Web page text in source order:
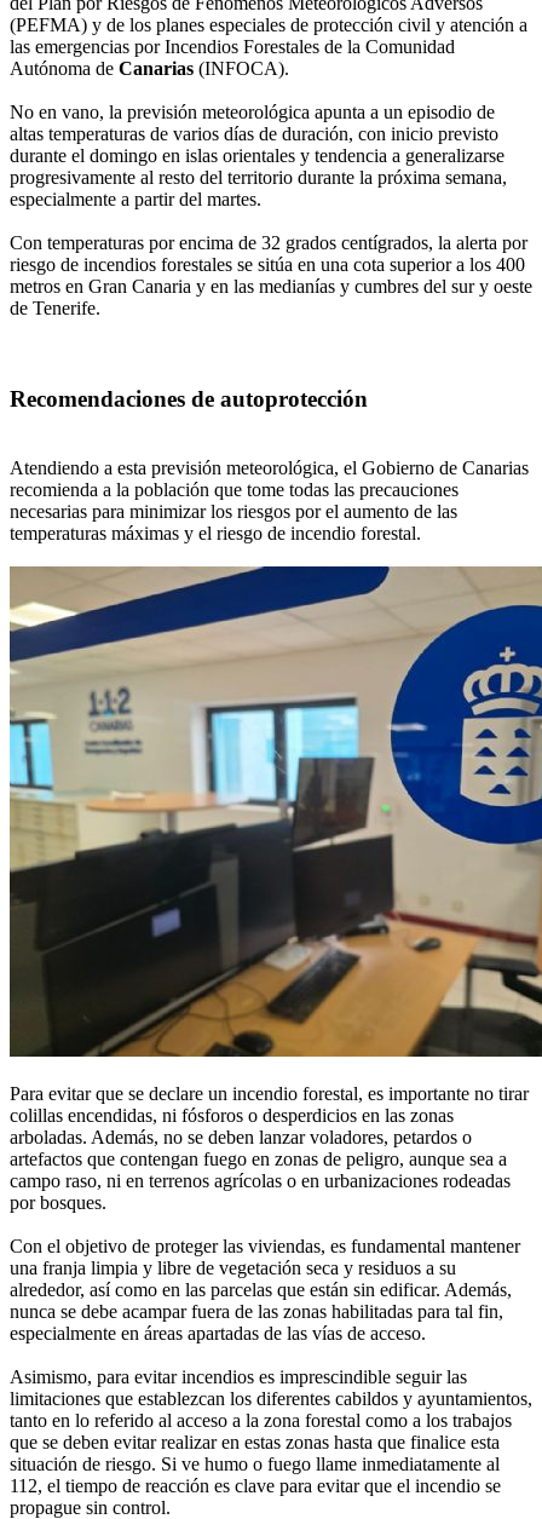
(PEFMA) y de los planes especiales de protección civil y atención a
las emergencias por Incendios Forestales de la Comunidad
Autónoma de Canarias (INFOCA).
No en vano, la previsión meteorológica apunta a un episodio de
altas temperaturas de varios días de duración, con inicio previsto
durante el domingo en islas orientales y tendencia a generalizarse
progresivamente al resto del territorio durante la próxima semana,
especialmente a partir del martes.
Con temperaturas por encima de 32 grados centígrados, la alerta por
riesgo de incendios forestales se sitúa en una cota superior a los 400
metros en Gran Canaria y en las medianías y cumbres del sur y oeste
de Tenerife.
Recomendaciones de autoprotección
Atendiendo a esta previsión meteorológica, el Gobierno de Canarias
recomienda a la población que tome todas las precauciones
necesarias para minimizar los riesgos por el aumento de las
temperaturas máximas y el riesgo de incendio forestal.
Para evitar que se declare un incendio forestal, es importante no tirar
colillas encendidas, ni fósforos o desperdicios en las zonas
arboladas. Además, no se deben lanzar voladores, petardos o
artefactos que contengan fuego en zonas de peligro, aunque sea a
campo raso, ni en terrenos agrícolas o en urbanizaciones rodeadas
por bosques.
Con el objetivo de proteger las viviendas, es fundamental mantener
una franja limpia y libre de vegetación seca y residuos a su
alrededor, así como en las parcelas que están sin edificar. Además,
nunca se debe acampar fuera de las zonas habilitadas para tal fin,
especialmente en áreas apartadas de las vías de acceso.
Asimismo, para evitar incendios es imprescindible seguir las
limitaciones que establezcan los diferentes cabildos y ayuntamientos,
tanto en lo referido al acceso a la zona forestal como a los trabajos
que se deben evitar realizar en estas zonas hasta que finalice esta
situación de riesgo. Si ve humo o fuego llame inmediatamente al
112, el tiempo de reacción es clave para evitar que el incendio se
propague sin control.